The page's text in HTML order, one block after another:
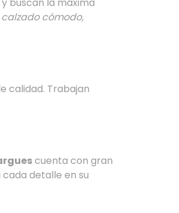
calzado cómodo,
calidad. Trabajan
cuenta con gran
detalle en su